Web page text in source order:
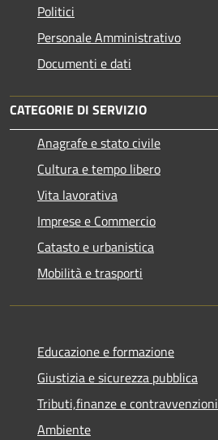
Politici
Personale Amministrativo
Documenti e dati
CATEGORIE DI SERVIZIO
Anagrafe e stato civile
Cultura e tempo libero
Vita lavorativa
Imprese e Commercio
Catasto e urbanistica
Mobilità e trasporti
Educazione e formazione
Giustizia e sicurezza pubblica
Tributi,finanze e contravvenzioni
Ambiente